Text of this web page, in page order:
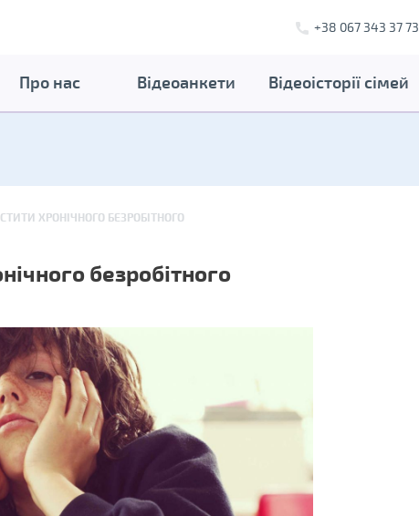
+38 067 343 37 73
Про нас Відеоанкети Відеоісторії сімей
ХРОНІЧНОГО БЕЗРОБІТНОГО
безробітного